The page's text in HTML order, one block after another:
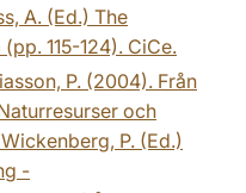
A. (Ed.) The
115-124). CiCe.
P. (2004). Från
och
P. (Ed.)
-